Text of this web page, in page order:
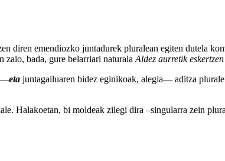
diren emendiozko juntadurek pluralean egiten dutela
zaio, bada, gure belarriari naturala Aldez aurretik eskertzen
—eta juntagailuaren bidez eginikoak, alegia— aditza
Halakoetan, bi moldeak zilegi dira –singularra zein